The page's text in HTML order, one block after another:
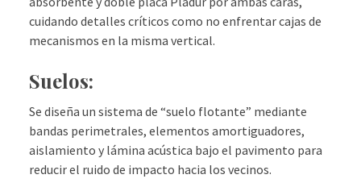
cuidando detalles críticos como no enfrentar cajas de
mecanismos en la misma vertical.
Suelos:
Se diseña un sistema de “suelo flotante” mediante
bandas perimetrales, elementos amortiguadores,
aislamiento y lámina acústica bajo el pavimento para
reducir el ruido de impacto hacia los vecinos.